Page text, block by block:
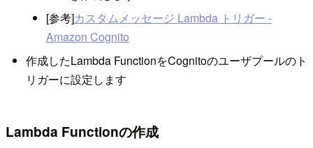
[参考]カスタムメッセージ Lambda トリガー -
Amazon Cognito
作成したLambda FunctionをCognitoのユーザプールのト
リガーに設定します
Lambda Functionの作成